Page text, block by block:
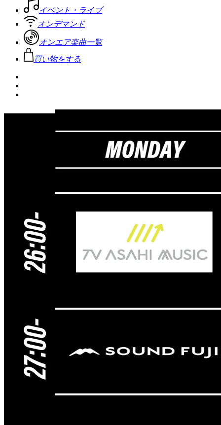
イベント・ライブ
オンデマンド
オンエア楽曲一覧
買い物をする